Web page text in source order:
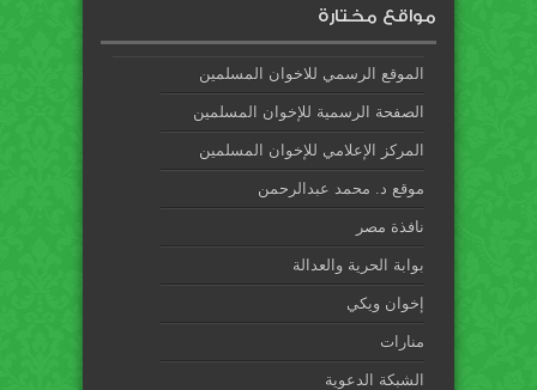
مواقع مختارة
الموقع الرسمي للاخوان المسلمين
الصفحة الرسمية للإخوان المسلمين
المركز الإعلامي للإخوان المسلمين
موقع د. محمد عبدالرحمن
نافذة مصر
بوابة الحرية والعدالة
إخوان ويكي
منارات
الشبكة الدعوية